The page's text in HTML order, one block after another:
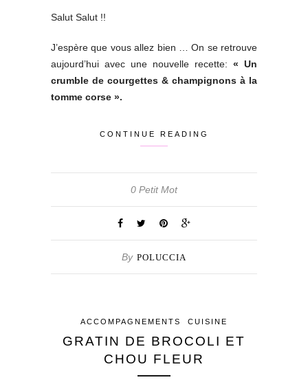
Salut Salut !!
J’espère que vous allez bien … On se retrouve
aujourd’hui avec une nouvelle recette: « Un
crumble de courgettes & champignons à la
tomme corse ».
CONTINUE READING
0 Petit Mot
By POLUCCIA
ACCOMPAGNEMENTS CUISINE
GRATIN DE BROCOLI ET
CHOU FLEUR